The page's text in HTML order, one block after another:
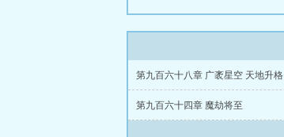
第九百六十八章 广袤星空 天地升格
第九百六十四章 魔劫将至